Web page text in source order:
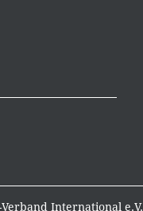
International e.V.